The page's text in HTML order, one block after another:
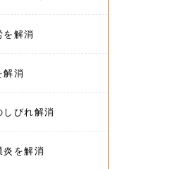
を解消
解消
しびれ解消
炎を解消